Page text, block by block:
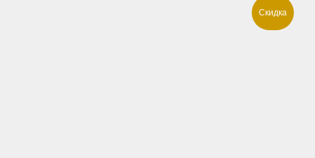
Скидка